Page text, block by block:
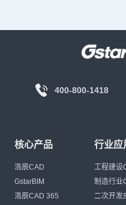
400-800-1418
核心产品
浩辰CAD
GstarBIM
浩辰CAD 365
行业应
工程建设
制造行业
二次开发